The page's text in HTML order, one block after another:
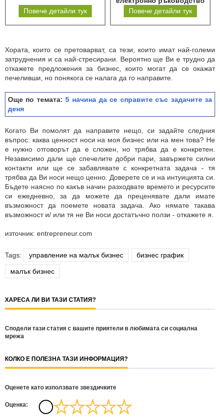
Повече детайли тук
Повече детайли тук
Хората, които се претоварват, са тези, които имат най-големи
затруднения и са най-стресирани. Вероятно ще Ви е трудно да
откажете предложения за бизнес, които могат да се окажат
печеливши, но понякога се налага да го направите.
Още по темата:5 начина да се справите със задачите за
деня
Когато Ви помолят да направите нещо, си задайте следния
въпрос: каква ценност носи на моя бизнес или на мен това? Не
е нужно отговорът да е сложен, но трябва да е конкретен.
Независимо дали ще спечелите добри пари, завържете силни
контакти или ще се забавлявате с конкретната задача - тя
трябва да Ви носи нещо ценно. Доверете се и на интуицията си.
Бъдете наясно по какъв начин разходвате времето и ресурсите
си ежедневно, за да можете да преценявате дали имате
възможност да поемете новата задача. Ако нямате такава
възможност и/ или тя не Ви носи достатъчно ползи - откажете я.
източник: entrepreneur.com
Tags: управление на малък бизнес бизнес график
малък бизнес
ХАРЕСА ЛИ ВИ ТАЗИ СТАТИЯ?
Сподели тази статия с вашите приятели в любимата си социална
мрежа
КОЛКО Е ПОЛЕЗНА ТАЗИ ИНФОРМАЦИЯ?
Оценете като използвате звездичките
Oценка: